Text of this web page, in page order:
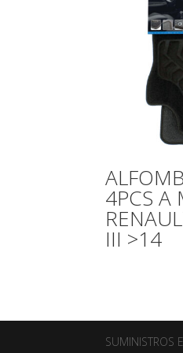
4PCS A
III >14
SUMINISTROS